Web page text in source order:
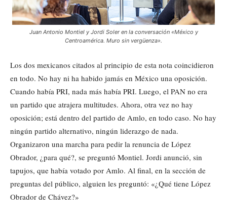
Juan Antonio Montiel y Jordi Soler en la conversación «México y
Centroamérica. Muro sin vergüenza».
Los dos mexicanos citados al principio de esta nota coincidieron
en todo. No hay ni ha habido jamás en México una oposición.
Cuando había PRI, nada más había PRI. Luego, el PAN no era
un partido que atrajera multitudes. Ahora, otra vez no hay
oposición; está dentro del partido de Amlo, en todo caso. No hay
ningún partido alternativo, ningún liderazgo de nada.
Organizaron una marcha para pedir la renuncia de López
Obrador, ¿para qué?, se preguntó Montiel. Jordi anunció, sin
tapujos, que había votado por Amlo. Al final, en la sección de
preguntas del público, alguien les preguntó: «¿Qué tiene López
Obrador de Chávez?»